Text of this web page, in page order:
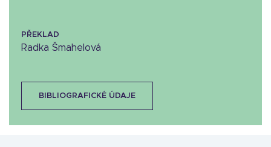
PŘEKLAD
Radka Šmahelová
BIBLIOGRAFICKÉ ÚDAJE